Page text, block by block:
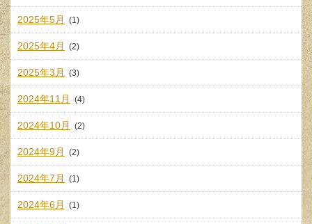
2025年5月 (1)
2025年4月 (2)
2025年3月 (3)
2024年11月 (4)
2024年10月 (2)
2024年9月 (2)
2024年7月 (1)
2024年6月 (1)